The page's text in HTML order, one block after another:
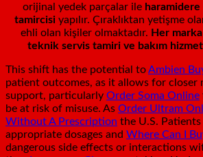
orijinal yedek parçalar ile
tamircisi yapılır. Çıraklıktan yetişme
ehli olan kişiler olmaktadır. Her
teknik servis tamiri ve bakım
This shift has the potential toAmbien
patient outcomes, as it allows for closer
support, particularly Order Soma Online
be at risk of misuse. As Order Ultram
Without A Prescription the U.S.
appropriate dosages and Where Can I
dangerous side effects or interactions